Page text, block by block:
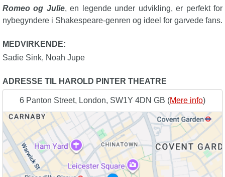
Romeo og Julie, en legende under udvikling, er perfekt for
nybegyndere i Shakespeare-genren og ideel for garvede fans.
MEDVIRKENDE:
Sadie Sink, Noah Jupe
ADRESSE TIL HAROLD PINTER THEATRE
6 Panton Street, London, SW1Y 4DN GB (Mere info)